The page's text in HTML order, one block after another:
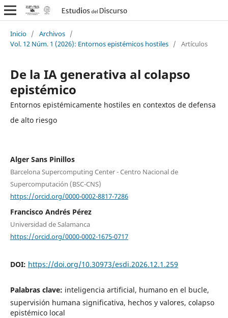
Inicio / Archivos /
Vol. 12 Núm. 1 (2026): Entornos epistémicos hostiles / Artículos
De la IA generativa al colapso
epistémico
Entornos epistémicamente hostiles en contextos de defensa
de alto riesgo
Alger Sans Pinillos
Barcelona Supercomputing Center - Centro Nacional de
Supercomputación (BSC-CNS)
https://orcid.org/0000-0002-8817-7286
Francisco Andrés Pérez
Universidad de Salamanca
https://orcid.org/0000-0002-1675-0717
DOI: https://doi.org/10.30973/esdi.2026.12.1.259
Palabras clave: inteligencia artificial, humano en el bucle,
supervisión humana significativa, hechos y valores, colapso
epistémico local